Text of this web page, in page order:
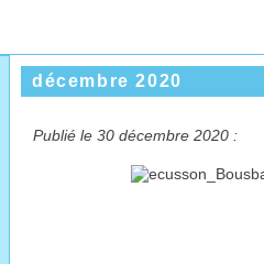
décembre 2020
Publié le 30 décembre 2020 :